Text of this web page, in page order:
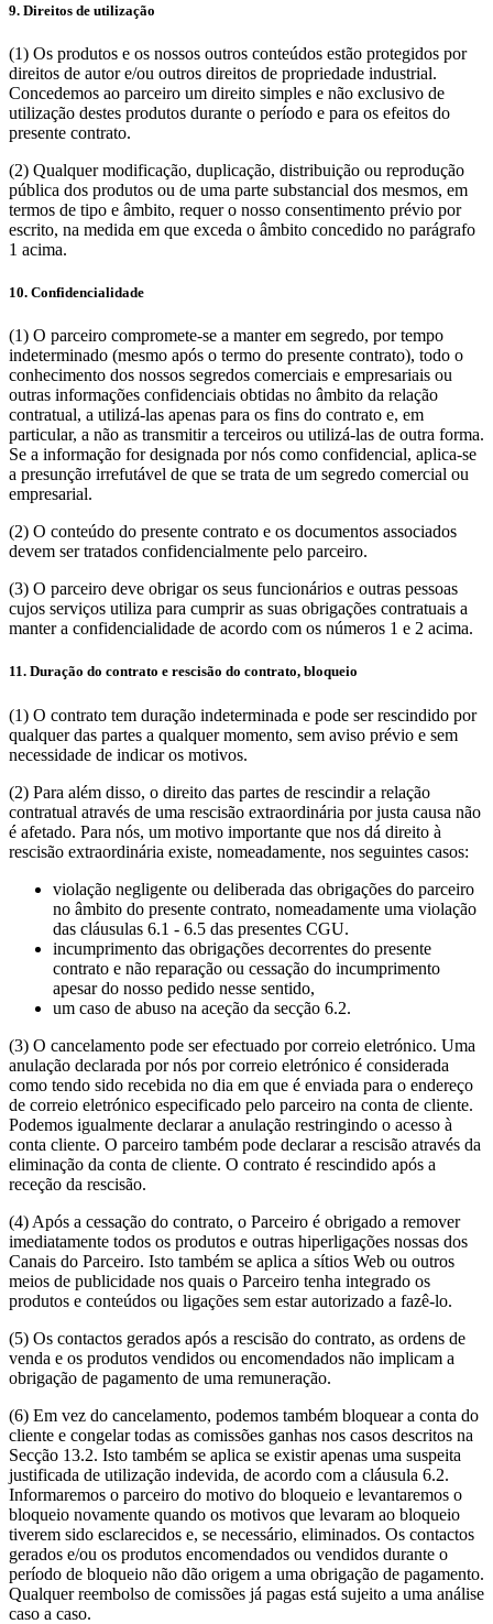
9. Direitos de utilização
(1) Os produtos e os nossos outros conteúdos estão protegidos por
direitos de autor e/ou outros direitos de propriedade industrial.
Concedemos ao parceiro um direito simples e não exclusivo de
utilização destes produtos durante o período e para os efeitos do
presente contrato.
(2) Qualquer modificação, duplicação, distribuição ou reprodução
pública dos produtos ou de uma parte substancial dos mesmos, em
termos de tipo e âmbito, requer o nosso consentimento prévio por
escrito, na medida em que exceda o âmbito concedido no parágrafo
1 acima.
10. Confidencialidade
(1) O parceiro compromete-se a manter em segredo, por tempo
indeterminado (mesmo após o termo do presente contrato), todo o
conhecimento dos nossos segredos comerciais e empresariais ou
outras informações confidenciais obtidas no âmbito da relação
contratual, a utilizá-las apenas para os fins do contrato e, em
particular, a não as transmitir a terceiros ou utilizá-las de outra forma.
Se a informação for designada por nós como confidencial, aplica-se
a presunção irrefutável de que se trata de um segredo comercial ou
empresarial.
(2) O conteúdo do presente contrato e os documentos associados
devem ser tratados confidencialmente pelo parceiro.
(3) O parceiro deve obrigar os seus funcionários e outras pessoas
cujos serviços utiliza para cumprir as suas obrigações contratuais a
manter a confidencialidade de acordo com os números 1 e 2 acima.
11. Duração do contrato e rescisão do contrato, bloqueio
(1) O contrato tem duração indeterminada e pode ser rescindido por
qualquer das partes a qualquer momento, sem aviso prévio e sem
necessidade de indicar os motivos.
(2) Para além disso, o direito das partes de rescindir a relação
contratual através de uma rescisão extraordinária por justa causa não
é afetado. Para nós, um motivo importante que nos dá direito à
rescisão extraordinária existe, nomeadamente, nos seguintes casos:
violação negligente ou deliberada das obrigações do parceiro
no âmbito do presente contrato, nomeadamente uma violação
das cláusulas 6.1 - 6.5 das presentes CGU.
incumprimento das obrigações decorrentes do presente
contrato e não reparação ou cessação do incumprimento
apesar do nosso pedido nesse sentido,
um caso de abuso na aceção da secção 6.2.
(3) O cancelamento pode ser efectuado por correio eletrónico. Uma
anulação declarada por nós por correio eletrónico é considerada
como tendo sido recebida no dia em que é enviada para o endereço
de correio eletrónico especificado pelo parceiro na conta de cliente.
Podemos igualmente declarar a anulação restringindo o acesso à
conta cliente. O parceiro também pode declarar a rescisão através da
eliminação da conta de cliente. O contrato é rescindido após a
receção da rescisão.
(4) Após a cessação do contrato, o Parceiro é obrigado a remover
imediatamente todos os produtos e outras hiperligações nossas dos
Canais do Parceiro. Isto também se aplica a sítios Web ou outros
meios de publicidade nos quais o Parceiro tenha integrado os
produtos e conteúdos ou ligações sem estar autorizado a fazê-lo.
(5) Os contactos gerados após a rescisão do contrato, as ordens de
venda e os produtos vendidos ou encomendados não implicam a
obrigação de pagamento de uma remuneração.
(6) Em vez do cancelamento, podemos também bloquear a conta do
cliente e congelar todas as comissões ganhas nos casos descritos na
Secção 13.2. Isto também se aplica se existir apenas uma suspeita
justificada de utilização indevida, de acordo com a cláusula 6.2.
Informaremos o parceiro do motivo do bloqueio e levantaremos o
bloqueio novamente quando os motivos que levaram ao bloqueio
tiverem sido esclarecidos e, se necessário, eliminados. Os contactos
gerados e/ou os produtos encomendados ou vendidos durante o
período de bloqueio não dão origem a uma obrigação de pagamento.
Qualquer reembolso de comissões já pagas está sujeito a uma análise
caso a caso.